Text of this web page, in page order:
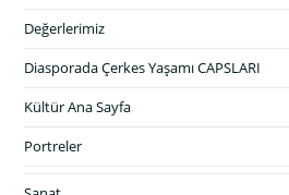
Değerlerimiz
Diasporada Çerkes Yaşamı CAPSLARI
Kültür Ana Sayfa
Portreler